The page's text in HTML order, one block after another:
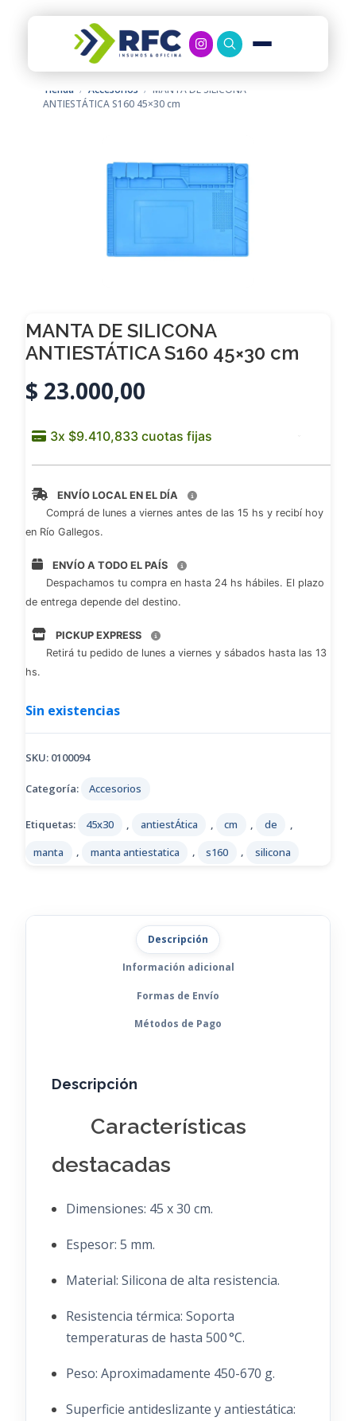
RFC Soluciones
Con 35 años de experiencia, RFC se especializa en muebles de oficina, soluciones tecnológicas y servicio técnico en Río Gallegos. Equipamos espacios de trabajo modernos y eficientes.
Tienda / Accesorios / MANTA DE SILICONA
ANTIESTÁTICA S160 45×30 cm
MANTA DE SILICONA
ANTIESTÁTICA S160 45×30 cm
$ 23.000,00
ENVÍO LOCAL EN EL DÍA
Comprá de lunes a viernes antes de las 15 hs y recibí hoy
en Río Gallegos.
ENVÍO A TODO EL PAÍS
Despachamos tu compra en hasta 24 hs hábiles. El plazo
de entrega depende del destino.
PICKUP EXPRESS
Retirá tu pedido de lunes a viernes y sábados hasta las 13
hs.
Sin existencias
SKU: 0100094
Categoría: Accesorios
Etiquetas: 45x30 , antiestÁtica , cm , de
,
manta
, manta antiestatica , s160 , silicona
Descripción
Información adicional
Formas de Envío
Métodos de Pago
Descripción
Características
destacadas
Dimensiones: 45 x 30 cm.
Espesor: 5 mm.
Material: Silicona de alta resistencia.
Resistencia térmica: Soporta
temperaturas de hasta 500 °C.
Peso: Aproximadamente 450-670 g.
Superficie antideslizante y antiestática: